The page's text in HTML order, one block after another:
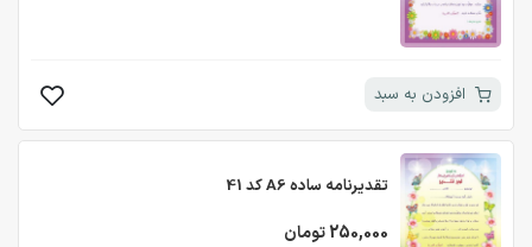
افزودن به سبد
تقدیرنامه ساده A6 کد 41
250,000 تومان